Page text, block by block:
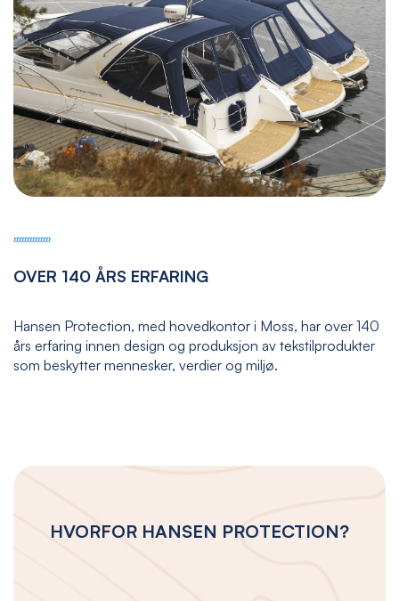
OVER 140 ÅRS ERFARING
Hansen Protection, med hovedkontor i Moss, har over 140
års erfaring innen design og produksjon av tekstilprodukter
som beskytter mennesker, verdier og miljø.
HVORFOR HANSEN PROTECTION?